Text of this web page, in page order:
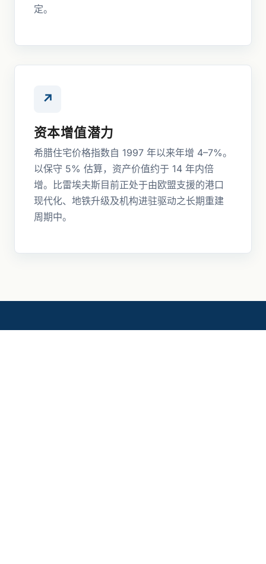
定。
↗
资本增值潜力
希腊住宅价格指数自 1997 年以来年增 4–7%。
以保守 5% 估算，资产价值约于 14 年内倍
增。比雷埃夫斯目前正处于由欧盟支援的港口
现代化、地铁升级及机构进驻驱动之长期重建
周期中。